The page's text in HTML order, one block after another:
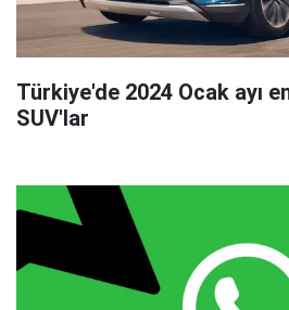
Türkiye'de 2024 Ocak ayı
SUV'lar